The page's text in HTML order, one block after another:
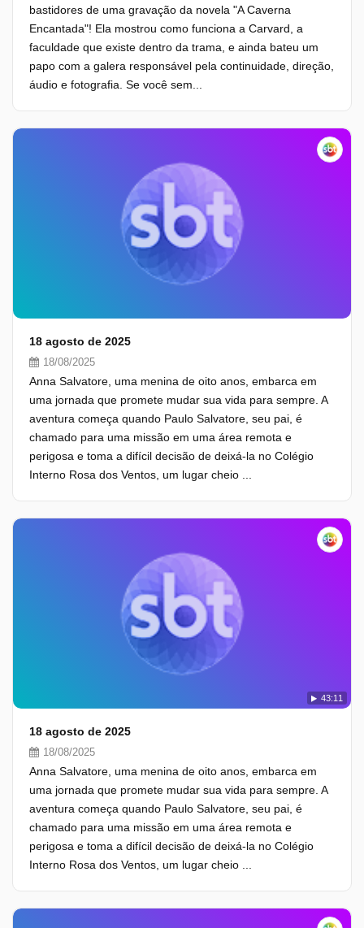
bastidores de uma gravação da novela "A Caverna
Encantada"! Ela mostrou como funciona a Carvard, a
faculdade que existe dentro da trama, e ainda bateu um
papo com a galera responsável pela continuidade, direção,
áudio e fotografia. Se você sem...
18 agosto de 2025
18/08/2025
Anna Salvatore, uma menina de oito anos, embarca em
uma jornada que promete mudar sua vida para sempre. A
aventura começa quando Paulo Salvatore, seu pai, é
chamado para uma missão em uma área remota e
perigosa e toma a difícil decisão de deixá-la no Colégio
Interno Rosa dos Ventos, um lugar cheio ...
43:11
18 agosto de 2025
18/08/2025
Anna Salvatore, uma menina de oito anos, embarca em
uma jornada que promete mudar sua vida para sempre. A
aventura começa quando Paulo Salvatore, seu pai, é
chamado para uma missão em uma área remota e
perigosa e toma a difícil decisão de deixá-la no Colégio
Interno Rosa dos Ventos, um lugar cheio ...